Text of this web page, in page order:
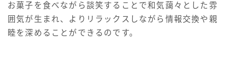
お菓子を食べながら談笑することで和気藹々とした雰
囲気が生まれ、よりリラックスしながら情報交換や親
睦を深めることができるのです。